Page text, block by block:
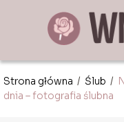
Strona główna / Ślub /
dnia – fotografia ślubna